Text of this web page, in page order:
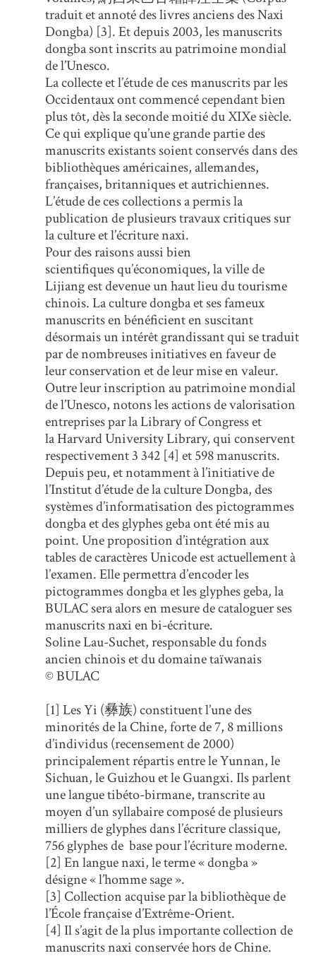
traduit et annoté des livres anciens des Naxi
Dongba) [3]. Et depuis 2003, les manuscrits
dongba sont inscrits au patrimoine mondial
de l’Unesco.
La collecte et l’étude de ces manuscrits par les
Occidentaux ont commencé cependant bien
plus tôt, dès la seconde moitié du XIXe siècle.
Ce qui explique qu’une grande partie des
manuscrits existants soient conservés dans des
bibliothèques américaines, allemandes,
françaises, britanniques et autrichiennes.
L’étude de ces collections a permis la
publication de plusieurs travaux critiques sur
la culture et l’écriture naxi.
Pour des raisons aussi bien
scientifiques qu’économiques, la ville de
Lijiang est devenue un haut lieu du tourisme
chinois. La culture dongba et ses fameux
manuscrits en bénéficient en suscitant
désormais un intérêt grandissant qui se traduit
par de nombreuses initiatives en faveur de
leur conservation et de leur mise en valeur.
Outre leur inscription au patrimoine mondial
de l’Unesco, notons les actions de valorisation
entreprises par la Library of Congress et
la Harvard University Library, qui conservent
respectivement 3 342 [4] et 598 manuscrits.
Depuis peu, et notamment à l’initiative de
l’Institut d’étude de la culture Dongba, des
systèmes d’informatisation des pictogrammes
dongba et des glyphes geba ont été mis au
point. Une proposition d’intégration aux
tables de caractères Unicode est actuellement à
l’examen. Elle permettra d’encoder les
pictogrammes dongba et les glyphes geba, la
BULAC sera alors en mesure de cataloguer ses
manuscrits naxi en bi-écriture.
Soline Lau-Suchet, responsable du fonds
ancien chinois et du domaine taïwanais
© BULAC
[1] Les Yi (彝族) constituent l’une des
minorités de la Chine, forte de 7, 8 millions
d’individus (recensement de 2000)
principalement répartis entre le Yunnan, le
Sichuan, le Guizhou et le Guangxi. Ils parlent
une langue tibéto-birmane, transcrite au
moyen d’un syllabaire composé de plusieurs
milliers de glyphes dans l’écriture classique,
756 glyphes de base pour l’écriture moderne.
[2] En langue naxi, le terme « dongba »
désigne « l’homme sage ».
[3] Collection acquise par la bibliothèque de
l’École française d’Extrême-Orient.
[4] Il s’agit de la plus importante collection de
manuscrits naxi conservée hors de Chine.